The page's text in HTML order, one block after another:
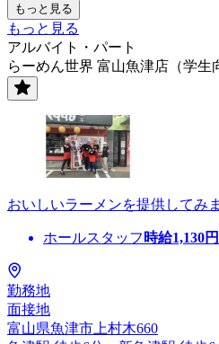
もっと見る
もっと見る
アルバイト・パート
らーめん世界 富山魚津店（学生
おいしいラーメンを提供してみ
ホールスタッフ 時給1,130
勤務地
面接地
富山県魚津市上村木660